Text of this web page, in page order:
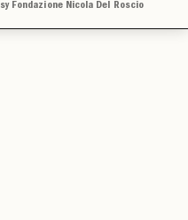
Fondazione Nicola Del Roscio